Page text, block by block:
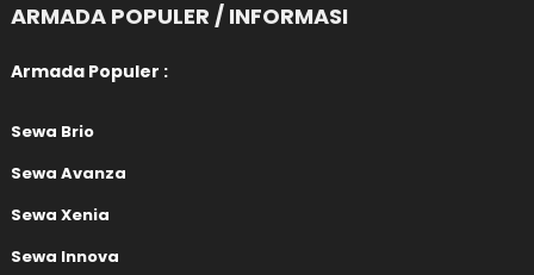
ARMADA POPULER / INFORMASI
Armada Populer :
Sewa Brio
Sewa Avanza
Sewa Xenia
Sewa Innova